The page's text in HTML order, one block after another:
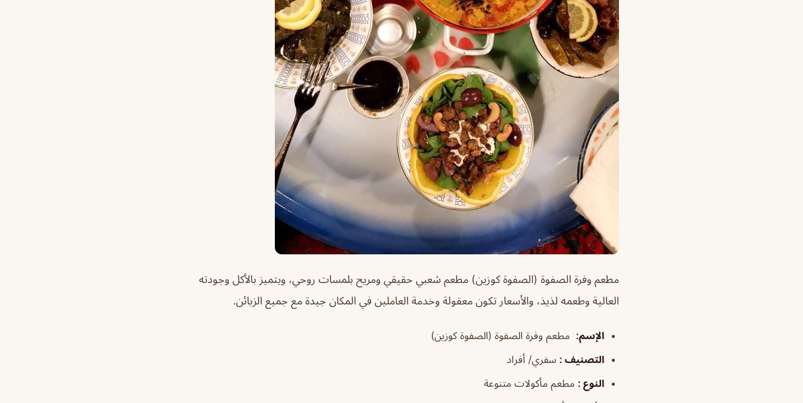
مطعم وفرة الصفوة (الصفوة كوزين) مطعم شعبي حقيقي ومريح بلمسات روحي، ويتميز بالأكل وجودته
العالية وطعمه لذيذ، والأسعار تكون معقولة وخدمة العاملين في المكان جيدة مع جميع الزبائن.
الإسم: مطعم وفرة الصفوة (الصفوة كوزين)
التصنيف : سفري/ أفراد
النوع : مطعم مأكولات متنوعة